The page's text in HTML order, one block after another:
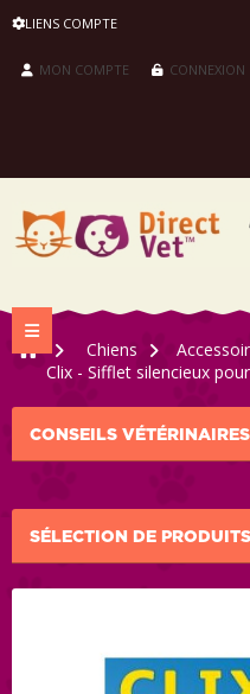
LIENS COMPTE
MON COMPTE CONNEXION
Navigation bascule
>
Chiens >
Clix - Sifflet silencieux
CONSEILS VÉTÉRINAIRES
SÉLECTION DE PRODUITS